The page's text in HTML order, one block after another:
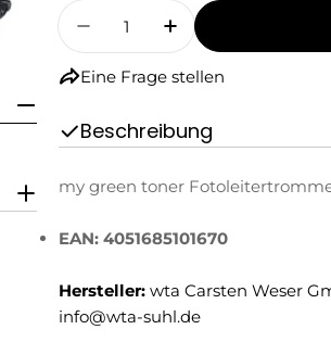
Menge
Menge Für My Green
Menge Für My
Eine Frage stellen
Beschreibung
my green toner
EAN: 4051685101670
Hersteller: wta Carsten Weser
info@wta-suhl.de